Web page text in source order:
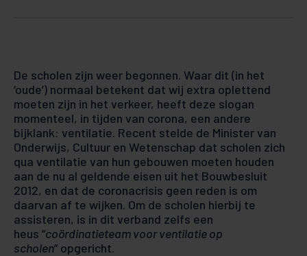
De scholen zijn weer begonnen. Waar dit (in het
‘oude’) normaal betekent dat wij extra oplettend
moe­ten zijn in het verkeer, heeft deze slogan
momenteel, in tijden van corona, een andere
bijklank: ventilatie. Recent stelde de Minister van
Onderwijs, Cultuur en Wetenschap dat scholen zich
qua ventilatie van hun gebouwen moeten houden
aan de nu al geldende eisen uit het Bouwbesluit
2012, en dat de coronacrisis geen reden is om
daarvan af te wijken. Om de scholen hierbij te
assisteren, is in dit verband zelfs een
heus “coördinatieteam voor ventilatie op
scholen” opgericht.